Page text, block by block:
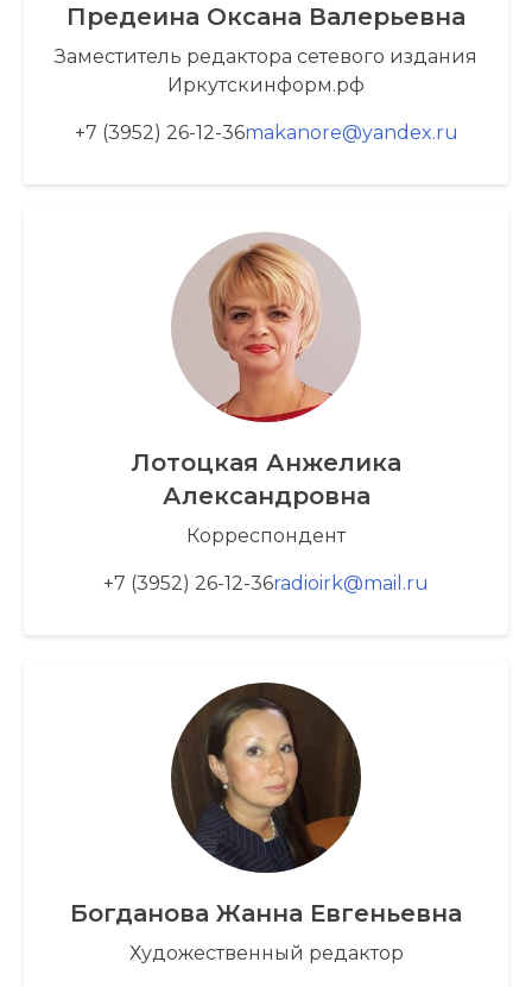
Предеина Оксана Валерьевна
Заместитель редактора сетевого издания
Иркутскинформ.рф
+7 (3952) 26-12-36makanore@yandex.ru
Лотоцкая Анжелика
Александровна
Корреспондент
+7 (3952) 26-12-36radioirk@mail.ru
Богданова Жанна Евгеньевна
Художественный редактор